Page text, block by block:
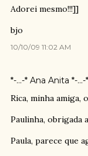
Adorei mesmo!!!]]
bjo
10/10/09 11:02 AM
*-...-* Ana Anita *-...-*
Rica, minha amiga,
Paulinha, obrigada
Paula, parece que